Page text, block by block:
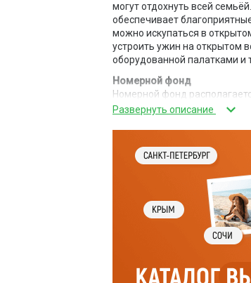
могут отдохнуть всей
обеспечивает
можно искупаться в
устроить ужин на открытом
оборудованной палатками и
Номерной фонд
Номерной фонд
«Стандарт» и «Люкс». Все
Питание
Континентальный завтрак
организовывается
На территории гостиницы
отдыха вокруг бассейна
для отдыха и мангалом. Для
организовывается